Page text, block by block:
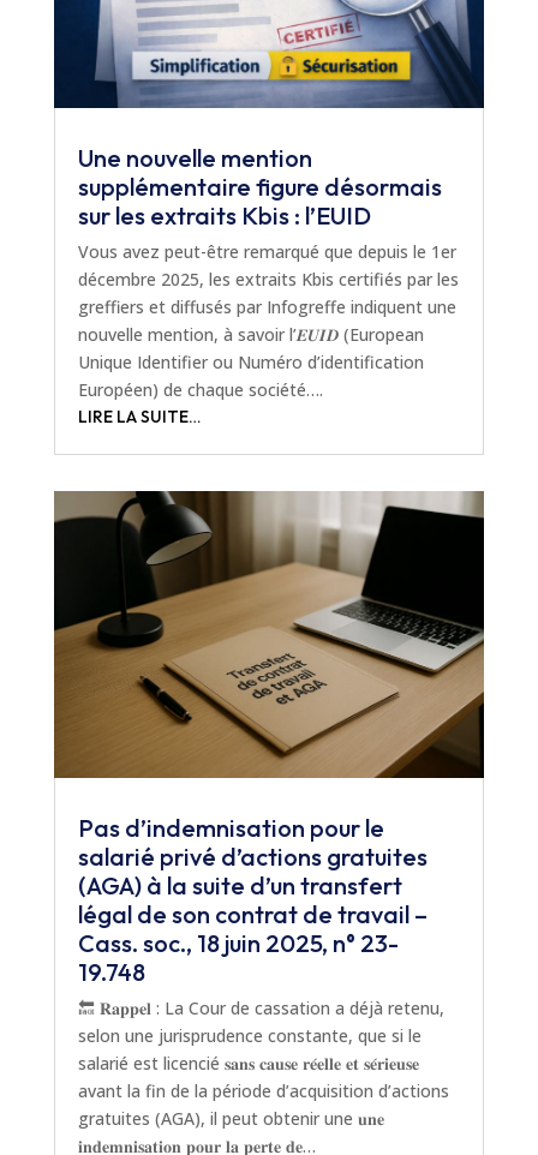
Une nouvelle mention
supplémentaire figure désormais
sur les extraits Kbis : l’EUID
Vous avez peut-être remarqué que depuis le 1er
décembre 2025, les extraits Kbis certifiés par les
greffiers et diffusés par Infogreffe indiquent une
nouvelle mention, à savoir l’𝑬𝑼𝑰𝑫 (European
Unique Identifier ou Numéro d’identification
Européen) de chaque société….
LIRE LA SUITE…
Pas d’indemnisation pour le
salarié privé d’actions gratuites
(AGA) à la suite d’un transfert
légal de son contrat de travail –
Cass. soc., 18 juin 2025, n° 23-
19.748
🔙 𝐑𝐚𝐩𝐩𝐞𝐥 : La Cour de cassation a déjà retenu,
selon une jurisprudence constante, que si le
salarié est licencié 𝐬𝐚𝐧𝐬 𝐜𝐚𝐮𝐬𝐞 𝐫𝐞́𝐞𝐥𝐥𝐞 𝐞𝐭 𝐬𝐞́𝐫𝐢𝐞𝐮𝐬𝐞
avant la fin de la période d’acquisition d’actions
gratuites (AGA), il peut obtenir une 𝐮𝐧𝐞
𝐢𝐧𝐝𝐞𝐦𝐧𝐢𝐬𝐚𝐭𝐢𝐨𝐧 𝐩𝐨𝐮𝐫 𝐥𝐚 𝐩𝐞𝐫𝐭𝐞 𝐝𝐞…